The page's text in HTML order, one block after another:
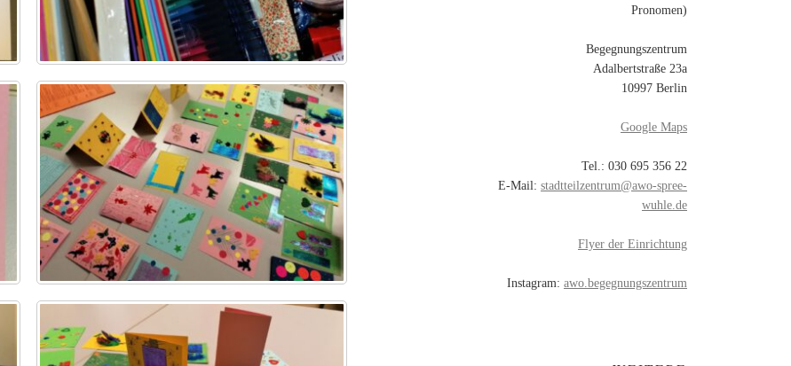
Pronomen)
Begegnungszentrum
Adalbertstraße 23a
10997 Berlin
Google Maps
Tel.: 030 695 356 22
E-Mail: stadtteilzentrum@awo-spree-
wuhle.de
Flyer der Einrichtung
Instagram: awo.begegnungszentrum